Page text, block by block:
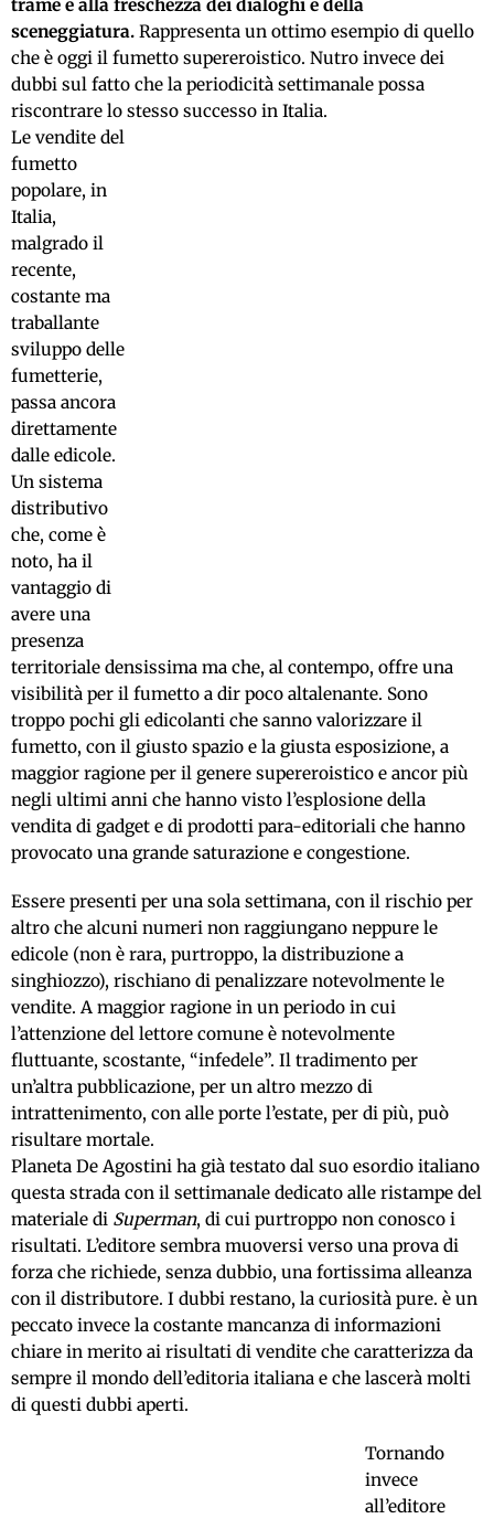
trame e alla freschezza dei dialoghi e della
sceneggiatura. Rappresenta un ottimo esempio di quello
che è oggi il fumetto supereroistico. Nutro invece dei
dubbi sul fatto che la periodicità settimanale possa
riscontrare lo stesso successo in Italia.
Le vendite del
fumetto
popolare, in
Italia,
malgrado il
recente,
costante ma
traballante
sviluppo delle
fumetterie,
passa ancora
direttamente
dalle edicole.
Un sistema
distributivo
che, come è
noto, ha il
vantaggio di
avere una
presenza
territoriale densissima ma che, al contempo, offre una
visibilità per il fumetto a dir poco altalenante. Sono
troppo pochi gli edicolanti che sanno valorizzare il
fumetto, con il giusto spazio e la giusta esposizione, a
maggior ragione per il genere supereroistico e ancor più
negli ultimi anni che hanno visto l’esplosione della
vendita di gadget e di prodotti para-editoriali che hanno
provocato una grande saturazione e congestione.
Essere presenti per una sola settimana, con il rischio per
altro che alcuni numeri non raggiungano neppure le
edicole (non è rara, purtroppo, la distribuzione a
singhiozzo), rischiano di penalizzare notevolmente le
vendite. A maggior ragione in un periodo in cui
l’attenzione del lettore comune è notevolmente
fluttuante, scostante, “infedele”. Il tradimento per
un’altra pubblicazione, per un altro mezzo di
intrattenimento, con alle porte l’estate, per di più, può
risultare mortale.
Planeta De Agostini ha già testato dal suo esordio italiano
questa strada con il settimanale dedicato alle ristampe del
materiale di Superman, di cui purtroppo non conosco i
risultati. L’editore sembra muoversi verso una prova di
forza che richiede, senza dubbio, una fortissima alleanza
con il distributore. I dubbi restano, la curiosità pure. è un
peccato invece la costante mancanza di informazioni
chiare in merito ai risultati di vendite che caratterizza da
sempre il mondo dell’editoria italiana e che lascerà molti
di questi dubbi aperti.
Tornando
invece
all’editore